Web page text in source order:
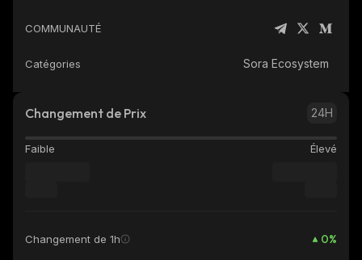
COMMUNAUTÉ
Catégories Sora Ecosystem
Changement de Prix 24H
Faible Élevé
Changement de 1h 0%